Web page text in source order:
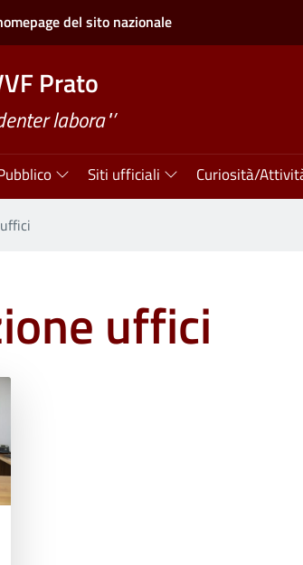
del sito nazionale
Prato
labora"’
Siti ufficiali Curiosità/
uffici